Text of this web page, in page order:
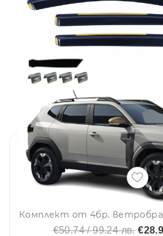
€50.74 / 99.24 лв.